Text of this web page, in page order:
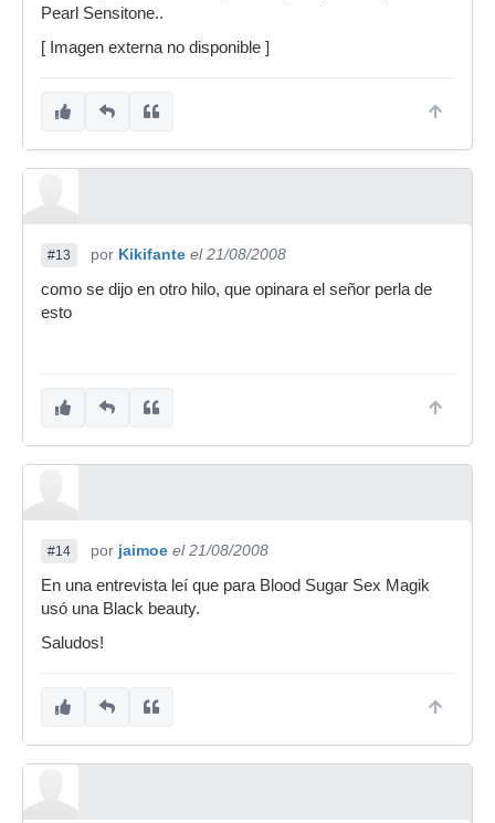
Pearl Sensitone..
[ Imagen externa no disponible ]
#13 por Kikifante el 21/08/2008
como se dijo en otro hilo, que opinara el señor perla de
esto
#14 por jaimoe el 21/08/2008
En una entrevista leí que para Blood Sugar Sex Magik
usó una Black beauty.
Saludos!